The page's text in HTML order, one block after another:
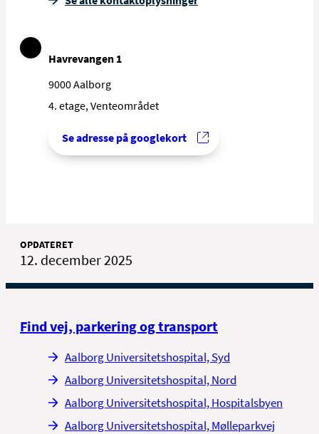
Havrevangen 1
9000 Aalborg
4. etage, Venteområdet
Se adresse på googlekort
OPDATERET
12. december 2025
Find vej, parkering og transport
Aalborg Universitetshospital, Syd
Aalborg Universitetshospital, Nord
Aalborg Universitetshospital, Hospitalsbyen
Aalborg Universitetshospital, Mølleparkvej